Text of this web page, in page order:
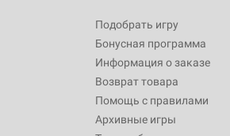
Подобрать игру
Бонусная программа
Информация о заказе
Возврат товара
Помощь с правилами
Архивные игры